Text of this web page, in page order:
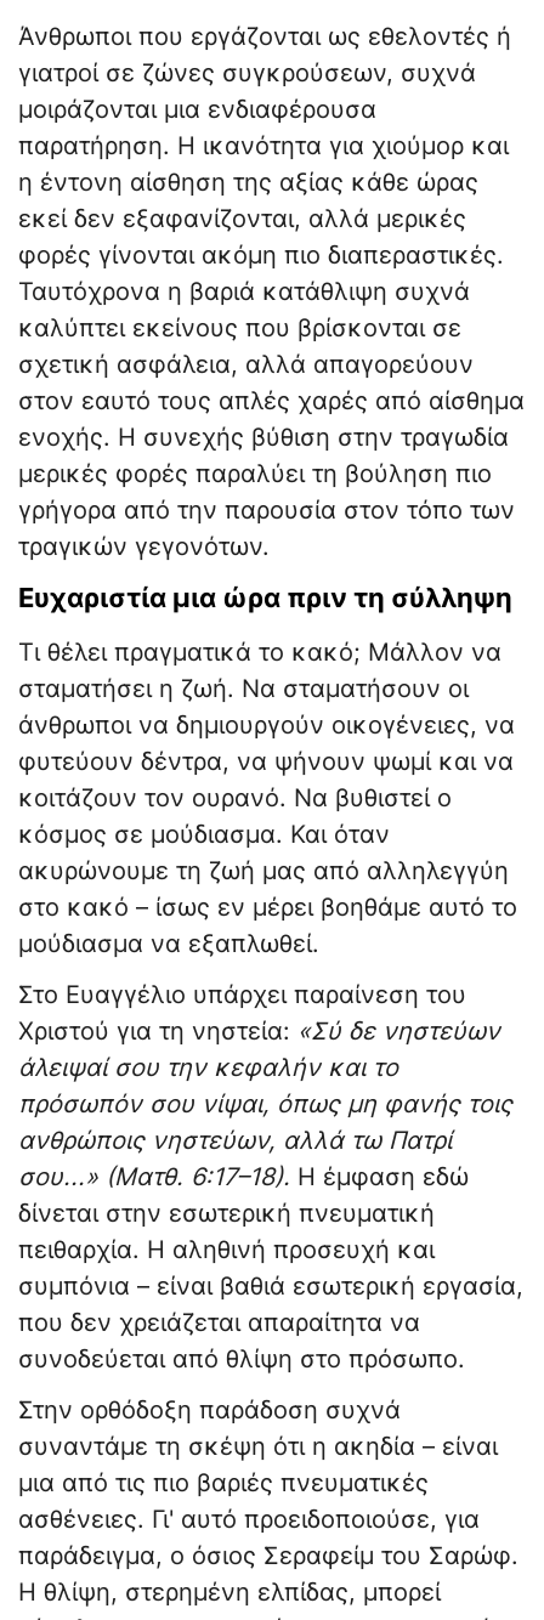
Άνθρωποι που εργάζονται ως εθελοντές ή
γιατροί σε ζώνες συγκρούσεων, συχνά
μοιράζονται μια ενδιαφέρουσα
παρατήρηση. Η ικανότητα για χιούμορ και
η έντονη αίσθηση της αξίας κάθε ώρας
εκεί δεν εξαφανίζονται, αλλά μερικές
φορές γίνονται ακόμη πιο διαπεραστικές.
Ταυτόχρονα η βαριά κατάθλιψη συχνά
καλύπτει εκείνους που βρίσκονται σε
σχετική ασφάλεια, αλλά απαγορεύουν
στον εαυτό τους απλές χαρές από αίσθημα
ενοχής. Η συνεχής βύθιση στην τραγωδία
μερικές φορές παραλύει τη βούληση πιο
γρήγορα από την παρουσία στον τόπο των
τραγικών γεγονότων.
Ευχαριστία μια ώρα πριν τη σύλληψη
Τι θέλει πραγματικά το κακό; Μάλλον να
σταματήσει η ζωή. Να σταματήσουν οι
άνθρωποι να δημιουργούν οικογένειες, να
φυτεύουν δέντρα, να ψήνουν ψωμί και να
κοιτάζουν τον ουρανό. Να βυθιστεί ο
κόσμος σε μούδιασμα. Και όταν
ακυρώνουμε τη ζωή μας από αλληλεγγύη
στο κακό – ίσως εν μέρει βοηθάμε αυτό το
μούδιασμα να εξαπλωθεί.
Στο Ευαγγέλιο υπάρχει παραίνεση του
Χριστού για τη νηστεία: «Σύ δε νηστεύων
άλειψαί σου την κεφαλήν και το
πρόσωπόν σου νίψαι, όπως μη φανής τοις
ανθρώποις νηστεύων, αλλά τω Πατρί
σου...» (Ματθ. 6:17–18). Η έμφαση εδώ
δίνεται στην εσωτερική πνευματική
πειθαρχία. Η αληθινή προσευχή και
συμπόνια – είναι βαθιά εσωτερική εργασία,
που δεν χρειάζεται απαραίτητα να
συνοδεύεται από θλίψη στο πρόσωπο.
Στην ορθόδοξη παράδοση συχνά
συναντάμε τη σκέψη ότι η ακηδία – είναι
μια από τις πιο βαριές πνευματικές
ασθένειες. Γι' αυτό προειδοποιούσε, για
παράδειγμα, ο όσιος Σεραφείμ του Σαρώφ.
Η θλίψη, στερημένη ελπίδας, μπορεί